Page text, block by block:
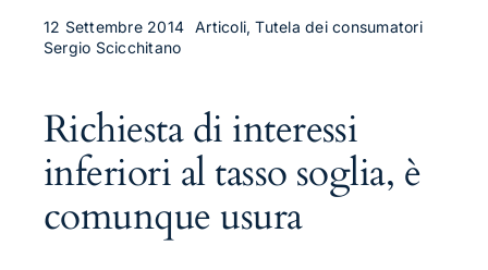
Contatti
12 Settembre 2014 Articoli, Tutela dei consumatori
Sergio Scicchitano
Richiesta di interessi
inferiori al tasso soglia, è
comunque usura